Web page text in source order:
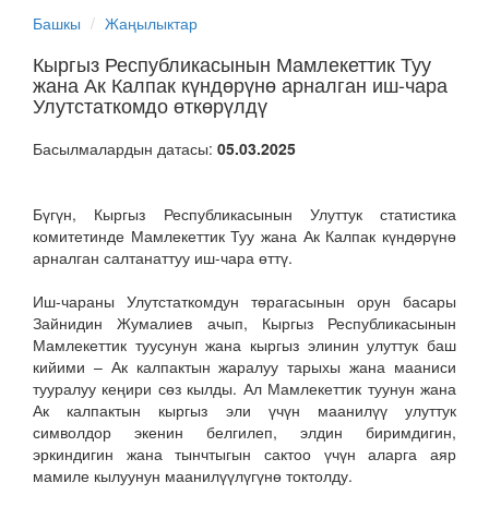
Башкы Жаңылыктар
Кыргыз Республикасынын Мамлекеттик Туу
жана Ак Калпак күндөрүнө арналган иш-чара
Улутстаткомдо өткөрүлдү
Басылмалардын датасы: 05.03.2025
Бүгүн, Кыргыз Республикасынын Улуттук статистика
комитетинде Мамлекеттик Туу жана Ак Калпак күндөрүнө
арналган салтанаттуу иш-чара өттү.
Иш-чараны Улутстаткомдун төрагасынын орун басары
Зайнидин Жумалиев ачып, Кыргыз Республикасынын
Мамлекеттик туусунун жана кыргыз элинин улуттук баш
кийими – Ак калпактын жаралуу тарыхы жана мааниси
тууралуу кеңири сөз кылды. Ал Мамлекеттик туунун жана
Ак калпактын кыргыз эли үчүн маанилүү улуттук
символдор экенин белгилеп, элдин биримдигин,
эркиндигин жана тынчтыгын сактоо үчүн аларга аяр
мамиле кылуунун маанилүүлүгүнө токтолду.